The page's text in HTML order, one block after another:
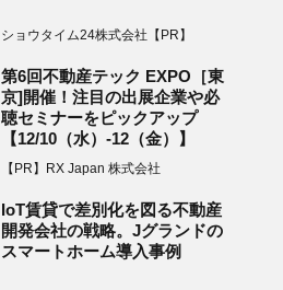
ショウタイム24株式会社【PR】
第6回不動産テック EXPO［東
京]開催！注目の出展企業や必
聴セミナーをピックアップ
【12/10（水）-12（金）】
【PR】RX Japan 株式会社
IoT賃貸で差別化を図る不動産
開発会社の戦略。Jグランドの
スマートホーム導入事例